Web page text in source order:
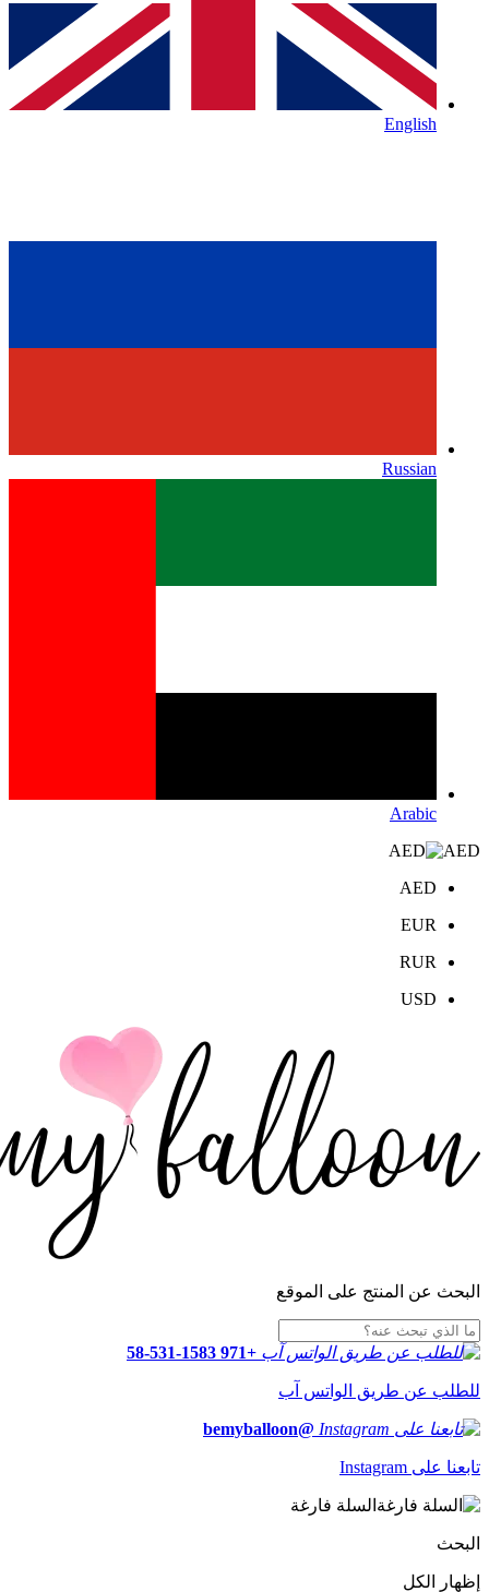
English
Russian
Arabic
AED
AED
EUR
RUR
USD
البحث عن المنتج على الموقع
+971 58-531-1583
للطلب عن طريق الواتس آب
@bemyballoon
تابعنا على Instagram
السلة فارغة
البحث
إظهار الكل